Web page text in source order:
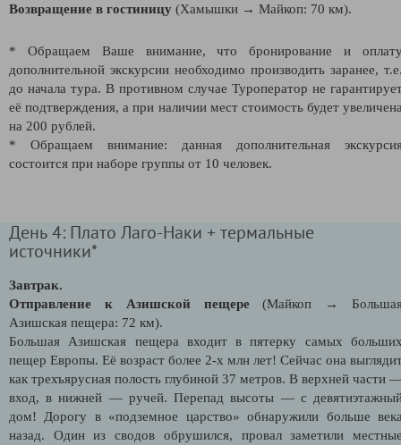
Возвращение в гостиницу (Хамышки → Майкоп: 70 км).
* Обращаем Ваше внимание, что бронирование и
дополнительной экскурсии необходимо производить заранее,
до начала тура. В противном случае Туроператор не
её подтверждения, а при наличии мест стоимость будет
на 200 рублей.
* Обращаем внимание: данная дополнительная
состоится при наборе группы от 10 человек.
День 4: Плато Лаго-Наки + термальные
источники*
Завтрак.
Отправление к Азишской пещере(Майкоп →
Азишская пещера: 72 км).
Большая Азишская пещера входит в пятерку самых
пещер Европы. Её возраст более 2-х млн лет! Сейчас она
как трехъярусная полость глубиной 37 метров. В верхней части
вход, в нижней — ручей. Перепад высоты — с
дом! Дорогу в «подземное царство» обнаружили больше
назад. Один из сводов обрушился, провал заметили